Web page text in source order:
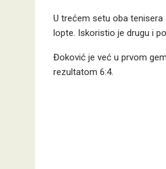
U trećem setu oba
lopte. Iskoristio je drugu i
Đoković je već u prvom
rezultatom 6:4.